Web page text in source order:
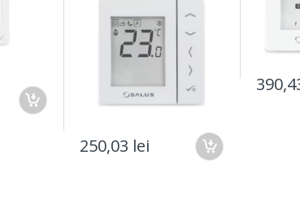
Plasare comanda
Romania
Luni - Vineri
în ora 15:00)
Luni - Joi (comenzi
ora 15:00)
Vineri, dupa ora
250,03 lei